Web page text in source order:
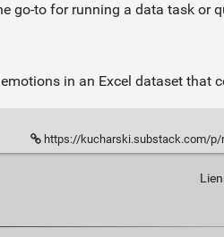
go-to for running a data task or
in an Excel dataset that
https://kucharski.substack.com/p/